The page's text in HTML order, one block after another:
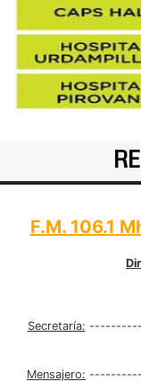
F.M. 106.1
Secretaría:
Mensajero: